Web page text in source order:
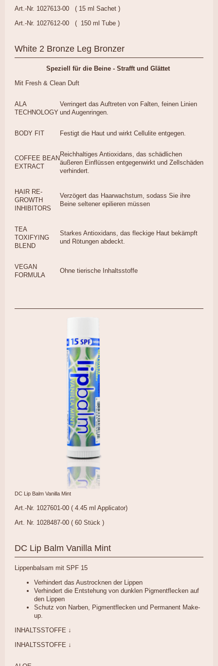
Art.-Nr. 1027613-00 ( 15 ml Sachet )
Art.-Nr. 1027612-00 ( 150 ml Tube )
White 2 Bronze Leg Bronzer
Speziell für die Beine - Strafft und Glättet
Mit Fresh & Clean Duft
ALA
TECHNOLOGY
Verringert das Auftreten von Falten, feinen Linien
und Augenringen.
BODY FIT Festigt die Haut und wirkt Cellulite entgegen.
COFFEE BEAN
EXTRACT
Reichhaltiges Antioxidans, das schädlichen
äußeren Einflüssen entgegenwirkt und Zellschäden
verhindert.
HAIR RE-
GROWTH
INHIBITORS
Verzögert das Haarwachstum, sodass Sie ihre
Beine seltener epilieren müssen
TEA
TOXIFYING
BLEND
Starkes Antioxidans, das fleckige Haut bekämpft
und Rötungen abdeckt.
VEGAN
FORMULA
Ohne tierische Inhaltsstoffe
DC Lip Balm Vanilla Mint
Art.-Nr. 1027601-00 ( 4.45 ml Applicator)
Art. Nr. 1028487-00 ( 60 Stück )
DC Lip Balm Vanilla Mint
Lippenbalsam mit SPF 15
Verhindert das Austrocknen der Lippen
Verhindert die Entstehung von dunklen Pigmentflecken auf
den Lippen
Schutz von Narben, Pigmentflecken und Permanent Make-
up.
INHALTSSTOFFE ↓
INHALTSSTOFFE ↓